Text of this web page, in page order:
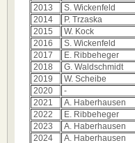
2013
S. Wickenfeld
2014
P. Trzaska
2015
W. Kock
2016
S. Wickenfeld
2017
E. Ribbeheger
2018
G. Waldschmidt
2019
W. Scheibe
2020
-
2021
A. Haberhausen
2022
E. Ribbeheger
2023
A. Haberhausen
2024
A. Haberhausen